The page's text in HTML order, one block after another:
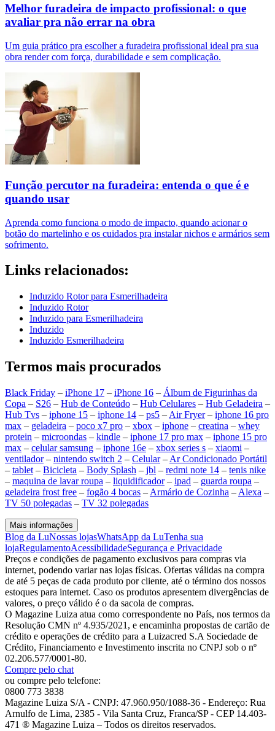
Melhor furadeira de impacto profissional: o que
avaliar pra não errar na obra
Um guia prático pra escolher a furadeira profissional ideal pra sua
obra render com força, durabilidade e sem complicação.
Função percutor na furadeira: entenda o que é e
quando usar
Aprenda como funciona o modo de impacto, quando acionar o
botão do martelinho e os cuidados pra instalar nichos e armários sem
sofrimento.
Links relacionados:
Induzido Rotor para Esmerilhadeira
Induzido Rotor
Induzido para Esmerilhadeira
Induzido
Induzido Esmerilhadeira
Termos mais procurados
Black Friday – iPhone 17 – iPhone 16 – Álbum de Figurinhas da
Copa – S26 – Hub de Conteúdo – Hub Celulares – Hub Geladeira –
Hub Tvs – iphone 15 – iphone 14 – ps5 – Air Fryer– iphone 16 pro
max – geladeira – poco x7 pro – xbox – iphone – creatina – whey
protein – microondas – kindle – iphone 17 pro max – iphone 15 pro
max – celular samsung – iphone 16e – xbox series s – xiaomi –
ventilador– nintendo switch 2 – Celular– Ar Condicionado Portátil
– tablet – Bicicleta – Body Splash – jbl – redmi note 14 – tenis nike
– maquina de lavar roupa – liquidificador– ipad – guarda roupa –
geladeira frost free – fogão 4 bocas – Armário de Cozinha – Alexa –
TV 50 polegadas – TV 32 polegadas
Mais informações
Blog da LuNossas lojasWhatsApp da LuTenha sua
lojaRegulamentoAcessibilidadeSegurança e Privacidade
Preços e condições de pagamento exclusivos para compras via
internet, podendo variar nas lojas físicas. Ofertas válidas na compra
de até 5 peças de cada produto por cliente, até o término dos nossos
estoques para internet. Caso os produtos apresentem divergências de
valores, o preço válido é o da sacola de compras.
O Magazine Luiza atua como correspondente no País, nos termos da
Resolução CMN nº 4.935/2021, e encaminha propostas de cartão de
crédito e operações de crédito para a Luizacred S.A Sociedade de
Crédito, Financiamento e Investimento inscrita no CNPJ sob o nº
02.206.577/0001-80.
Compre pelo chat
ou compre pelo telefone:
0800 773 3838
Magazine Luiza S/A - CNPJ: 47.960.950/1088-36 - Endereço: Rua
Arnulfo de Lima, 2385 - Vila Santa Cruz, Franca/SP - CEP 14.403-
471 ® Magazine Luiza – Todos os direitos reservados.